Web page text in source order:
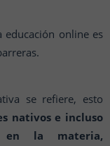
educación online es
se refiere, esto
nativos e incluso
en la materia,